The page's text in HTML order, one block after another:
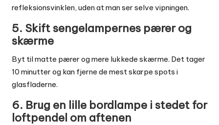
refleksionsvinklen, uden at man ser selve vipningen.
5. Skift sengelampernes pærer og
skærme
Byt til matte pærer og mere lukkede skærme. Det tager
10 minutter og kan fjerne de mest skarpe spots i
glasfladerne.
6. Brug en lille bordlampe i stedet for
loftpendel om aftenen